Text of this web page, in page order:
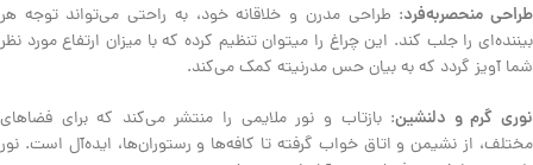
طراحی منحصربه‌فرد: طراحی مدرن و خلاقانه خود، به راحتی می‌تواند توجه هر
بیننده‌ای را جلب کند. این چراغ را میتوان تنظیم کرده که با میزان ارتفاع مورد نظر
شما آویز گردد که به بیان حس مدرنیته کمک می‌کند.
نوری گرم و دلنشین: بازتاب و نور ملایمی را منتشر می‌کند که برای فضاهای
مختلف، از نشیمن و اتاق خواب گرفته تا کافه‌ها و رستوران‌ها، ایده‌آل است. نور